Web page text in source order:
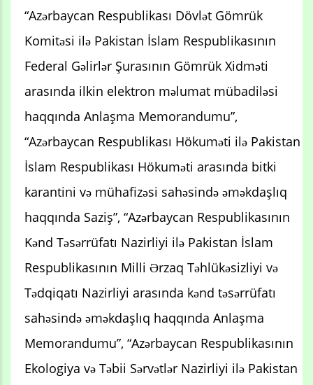
“Azərbaycan Respublikası Dövlət Gömrük
Komitəsi ilə Pakistan İslam Respublikasının
Federal Gəlirlər Şurasının Gömrük Xidməti
arasında ilkin elektron məlumat mübadiləsi
haqqında Anlaşma Memorandumu”,
“Azərbaycan Respublikası Hökuməti ilə Pakistan
İslam Respublikası Hökuməti arasında bitki
karantini və mühafizəsi sahəsində əməkdaşlıq
haqqında Saziş”, “Azərbaycan Respublikasının
Kənd Təsərrüfatı Nazirliyi ilə Pakistan İslam
Respublikasının Milli Ərzaq Təhlükəsizliyi və
Tədqiqatı Nazirliyi arasında kənd təsərrüfatı
sahəsində əməkdaşlıq haqqında Anlaşma
Memorandumu”, “Azərbaycan Respublikasının
Ekologiya və Təbii Sərvətlər Nazirliyi ilə Pakistan